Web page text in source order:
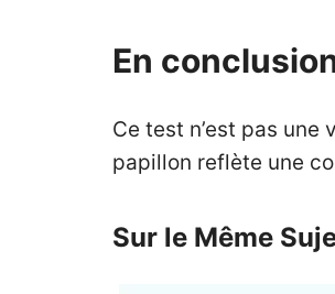
En
Ce test n’est pas
papillon reflète une
Sur le Même